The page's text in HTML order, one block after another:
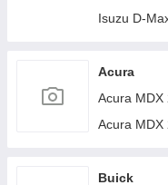
Infiniti
Infiniti G25/
Infinity
Infiniti
Isuzu D-
Acura
Acura MDX
Acura MDX
Buick